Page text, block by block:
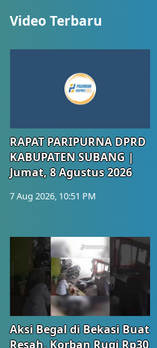
Video Terbaru
RAPAT PARIPURNA DPRD
KABUPATEN SUBANG |
Jumat, 8 Agustus 2026
7 Aug 2026, 10:51 PM
Aksi Begal di Bekasi Buat
Resah, Korban Rugi Rp30